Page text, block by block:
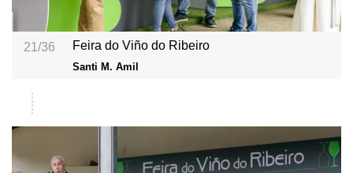
21/36 Feira do Viño do Ribeiro
Santi M. Amil